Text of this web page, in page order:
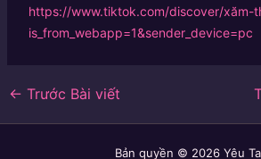
https://www.tiktok.com/discover/xăm-
is_from_webapp=1&sender_device=pc
← Trước Bài viết
Bản quyền © 2026 Yêu